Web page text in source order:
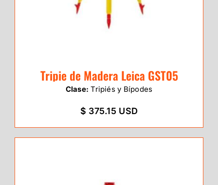
Tripie de Madera Leica GST05
Clase: Tripiés y Bípodes
$ 375.15 USD